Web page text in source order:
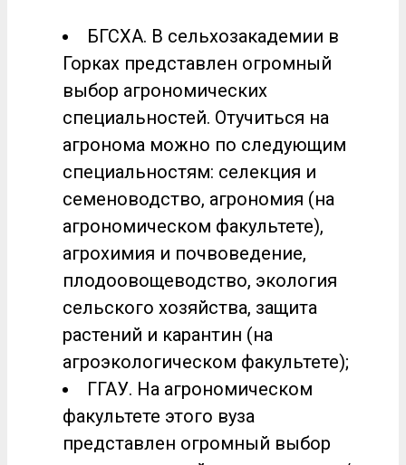
БГСХА. В сельхозакадемии в
Горках представлен огромный
выбор агрономических
специальностей. Отучиться на
агронома можно по следующим
специальностям: селекция и
семеноводство, агрономия (на
агрономическом факультете),
агрохимия и почвоведение,
плодоовощеводство, экология
сельского хозяйства, защита
растений и карантин (на
агроэкологическом факультете);
ГГАУ. На агрономическом
факультете этого вуза
представлен огромный выбор